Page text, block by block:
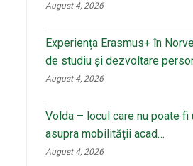
August 4, 2026
Experiența Erasmus+ în
de studiu și dezvoltare
August 4, 2026
Volda – locul care nu poate
asupra mobilității acad…
August 4, 2026